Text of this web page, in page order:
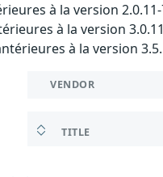
à la version
à la version
à la version
VENDOR
TITLE